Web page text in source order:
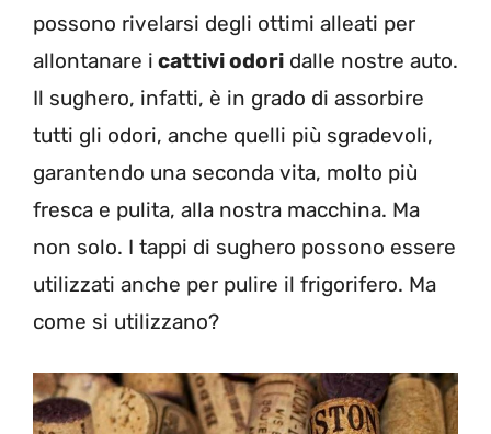
possono rivelarsi degli ottimi alleati per
allontanare i cattivi odori dalle nostre auto.
Il sughero, infatti, è in grado di assorbire
tutti gli odori, anche quelli più sgradevoli,
garantendo una seconda vita, molto più
fresca e pulita, alla nostra macchina. Ma
non solo. I tappi di sughero possono essere
utilizzati anche per pulire il frigorifero. Ma
come si utilizzano?